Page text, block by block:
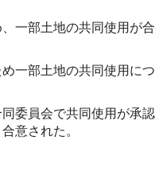
一部土地の共同使用が合
一部土地の共同使用につ
委員会で共同使用が承
意された。